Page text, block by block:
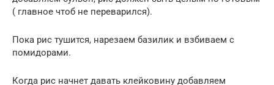
( главное чтоб не переварился).
Пока рис тушится, нарезаем базилик и взбиваем с
помидорами.
Когда рис начнет давать клейковину добавляем